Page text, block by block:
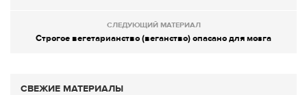
СЛЕДУЮЩИЙ МАТЕРИАЛ
Cтрогое вегетарианство (веганство) опасано для мозга
СВЕЖИЕ МАТЕРИАЛЫ